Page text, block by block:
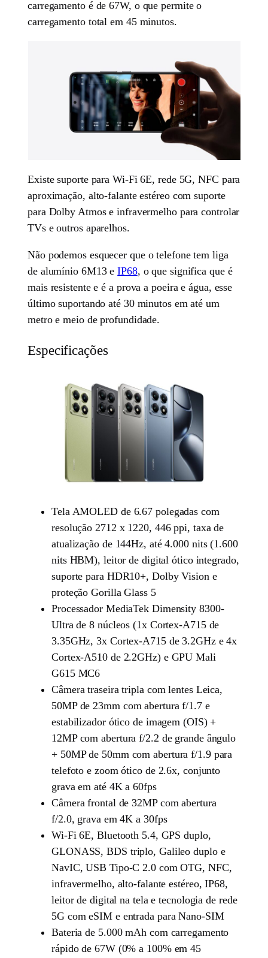
carregamento é de 67W, o que permite o
carregamento total em 45 minutos.
Existe suporte para Wi-Fi 6E, rede 5G, NFC para
aproximação, alto-falante estéreo com suporte
para Dolby Atmos e infravermelho para controlar
TVs e outros aparelhos.
Não podemos esquecer que o telefone tem liga
de alumínio 6M13 eIP68, o que significa que é
mais resistente e é a prova a poeira e água, esse
último suportando até 30 minutos em até um
metro e meio de profundidade.
Especificações
Tela AMOLED de 6.67 polegadas com
resolução 2712 x 1220, 446 ppi, taxa de
atualização de 144Hz, até 4.000 nits (1.600
nits HBM), leitor de digital ótico integrado,
suporte para HDR10+, Dolby Vision e
proteção Gorilla Glass 5
Processador MediaTek Dimensity 8300-
Ultra de 8 núcleos (1x Cortex-A715 de
3.35GHz, 3x Cortex-A715 de 3.2GHz e 4x
Cortex-A510 de 2.2GHz) e GPU Mali
G615 MC6
Câmera traseira tripla com lentes Leica,
50MP de 23mm com abertura f/1.7 e
estabilizador ótico de imagem (OIS) +
12MP com abertura f/2.2 de grande ângulo
+ 50MP de 50mm com abertura f/1.9 para
telefoto e zoom ótico de 2.6x, conjunto
grava em até 4K a 60fps
Câmera frontal de 32MP com abertura
f/2.0, grava em 4K a 30fps
Wi-Fi 6E, Bluetooth 5.4, GPS duplo,
GLONASS, BDS triplo, Galileo duplo e
NavIC, USB Tipo-C 2.0 com OTG, NFC,
infravermelho, alto-falante estéreo, IP68,
leitor de digital na tela e tecnologia de rede
5G com eSIM e entrada para Nano-SIM
Bateria de 5.000 mAh com carregamento
rápido de 67W (0% a 100% em 45